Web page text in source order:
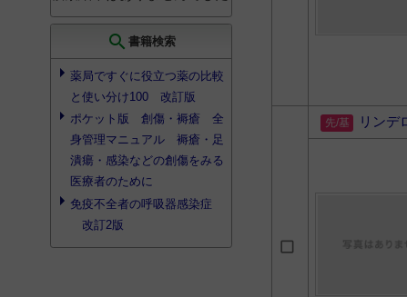
search 書籍検索
薬局ですぐに役立つ薬の比較
と使い分け100 改訂版
ポケット版 創傷・褥瘡 全
身管理マニュアル 褥瘡・足
潰瘍・感染などの創傷をみる
医療者のために
免疫不全者の呼吸器感染症
改訂2版
リンデ